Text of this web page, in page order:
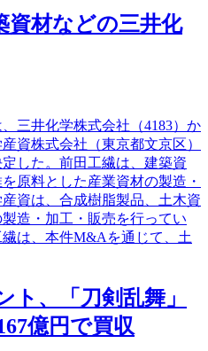
資材などの三井化
三井化学株式会社（4183）か
資株式会社（東京都文京区）
した。前田工繊は、建築資
原料とした産業資材の製造・
資は、合成樹脂製品、土木資
造・加工・販売を行ってい
は、本件M&Aを通じて、土
、「刀剣乱舞」
億円で買収